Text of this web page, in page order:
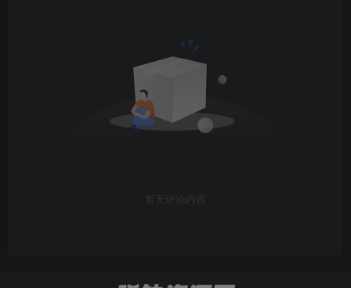
暂无评论内容